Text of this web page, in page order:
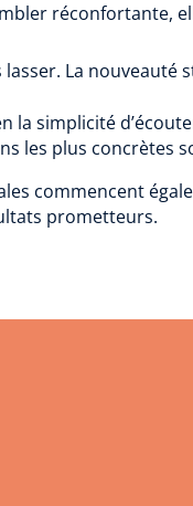
réconfortante,
La nouveauté
la simplicité
les plus concrètes
commencent
prometteurs.